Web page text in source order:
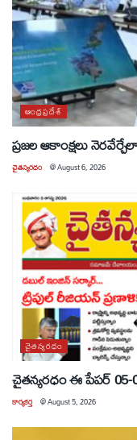
ఆంధ్రప్రదేశ్
ప్రజల ఆకాంక్షలు
చైతన్యరధం @August 6, 2026
చైతన్యరధం
చైతన్యరధం ఈ పేపర్ 05-
కార్యకర్త @August 5, 2026